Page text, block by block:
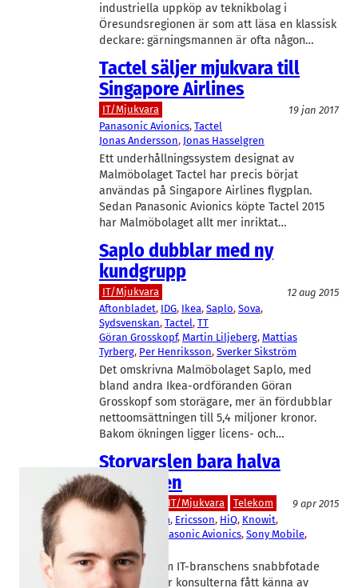
industriella uppköp av teknikbolag i
Öresundsregionen är som att läsa en klassisk
deckare: gärningsmannen är ofta någon…
Tactel säljer mjukvara till
Singapore Airlines
IT/Mjukvara
19 jan 2017
Panasonic Avionics, Tactel
Jonas Andersson, Jonas Hasselgren
Ett underhållningssystem designat av
Malmöbolaget Tactel har precis börjat
användas på Singapore Airlines flygplan.
Sedan Panasonic Avionics köpte Tactel 2015
har Malmöbolaget allt mer inriktat…
Saplo dubblar med ny
kundgrupp
IT/Mjukvara
12 aug 2015
Aftonbladet, IDG, Ikea, Saplo, Sova
Sydsvenskan, Tactel, TT
Göran Grosskopf, Martin Liljeberg, Mattias
Tyrberg, Per Henriksson, Sverker Sikström
Det omskrivna Malmöbolaget Saplo, med
bland andra Ikea-ordföranden Göran
Grosskopf som storägare, mer än fördubblar
nettoomsättningen till 5,4 miljoner kronor.
Bakom ökningen ligger licens- och…
Storvarslen bara halva
sanningen
IT/Hårdvara IT/Mjukvara Telekom
9 apr 2015
Ausy, Cybercom, Ericsson, HiQ, Knowit
MobyTech
Panasonic Avionics, Sony Mobile
Tactel
Kort sagt: Som IT-branschens snabbfotade
daglönare har konsulterna fått känna av